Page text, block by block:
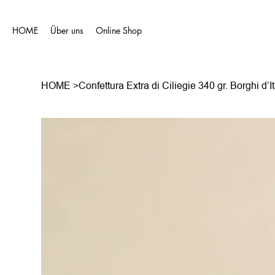
HOME Über uns Online Shop
HOME >Confettura Extra di Ciliegie 340 gr. Borghi